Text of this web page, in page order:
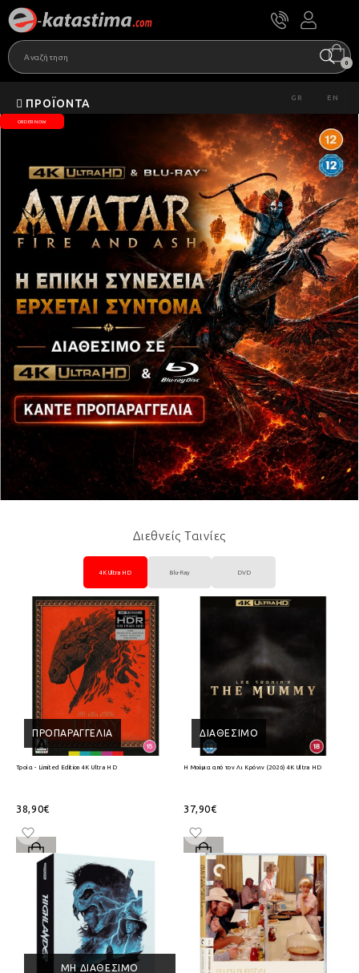
0
ΠΡΟΪΌΝΤΑ GR EN
ORDER NOW
Διεθνείς Ταινίες
4K Ultra HD Blu-Ray DVD
ΠΡΟΠΑΡΑΓΓΕΛΊΑ
Τροία - Limited Edition 4K Ultra HD
38,90€
ΔΙΑΘΈΣΙΜΟ
Η Μούμια από τον Λι Κρόνιν (2026) 4K Ultra HD
37,90€
ΜΗ ΔΙΑΘΈΣΙΜΟ